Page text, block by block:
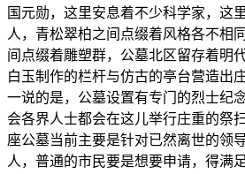
国元勋，这里安息着不少科学家，这
人，青松翠柏之间点缀着风格各不相
间点缀着雕塑群，公墓北区留存着明
白玉制作的栏杆与仿古的亭台营造出
一说的是，公墓设置有专门的烈士纪
会各界人士都会在这儿举行庄重的祭
座公墓当前主要是针对已然离世的领
人，普通的市民要是想要申请，得满